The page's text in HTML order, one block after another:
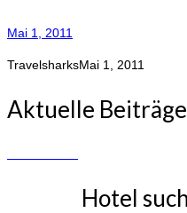
Mai 1, 2011
TravelsharksMai 1, 2011
Aktuelle Beiträge
Hotel